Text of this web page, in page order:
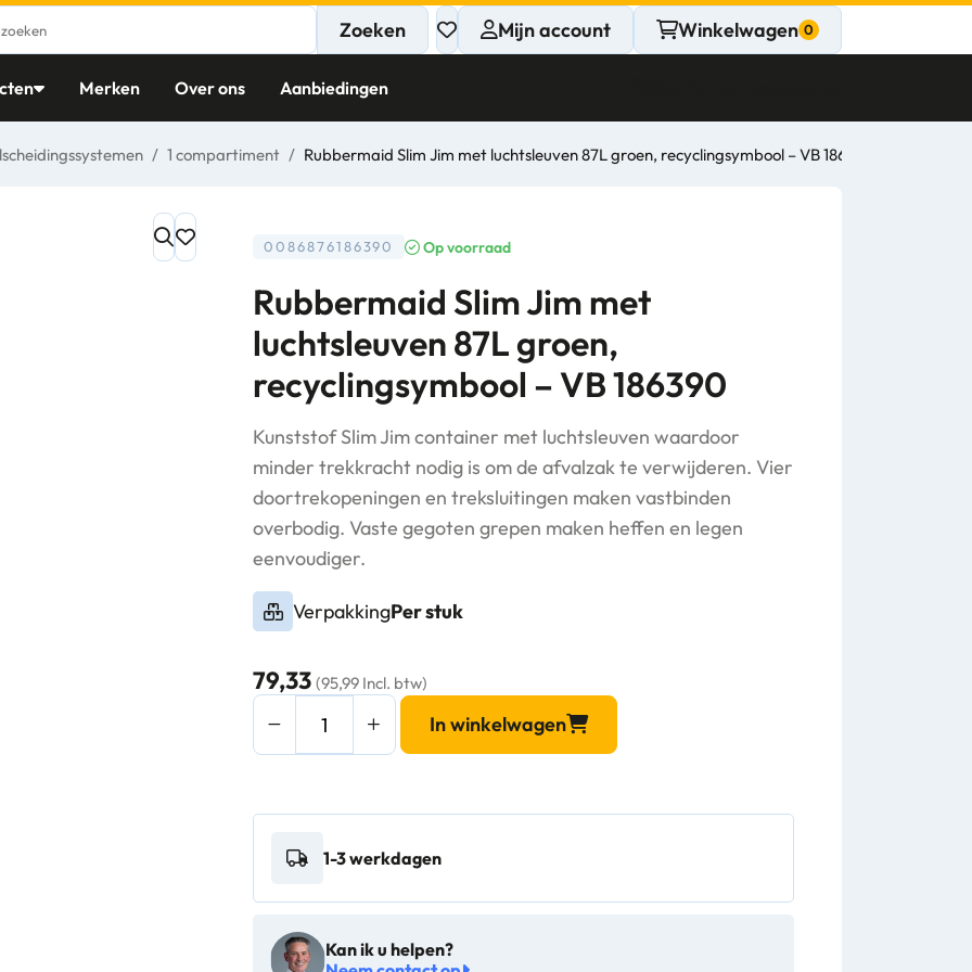
Mijn account Winkelwagen
Zoeken
advies
nodig?
Stel een vraag
Merken Over ons Aanbiedingen
/ 1 compartiment / Rubbermaid Slim Jim met luchtsleuven 87L groen, recyclingsymbool – VB 186390
0086876186390 Op voorraad
Rubbermaid Slim Jim met
luchtsleuven 87L groen,
recyclingsymbool – VB 186390
Kunststof Slim Jim container met luchtsleuven waardoor
minder trekkracht nodig is om de afvalzak te verwijderen. Vier
doortrekopeningen en treksluitingen maken vastbinden
overbodig. Vaste gegoten grepen maken heffen en legen
eenvoudiger.
VerpakkingPer stuk
79,33(95,99 Incl. btw)
In winkelwagen
1-3 werkdagen
Kan ik u helpen?